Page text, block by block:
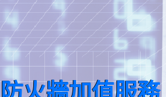
防火牆加值服務